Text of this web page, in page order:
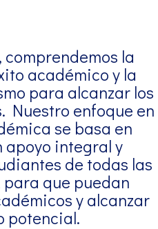
comprendemos la
académico y la
para alcanzar los
Nuestro enfoque en
se basa en
integral y
de todas las
para que puedan
y alcanzar
potencial.